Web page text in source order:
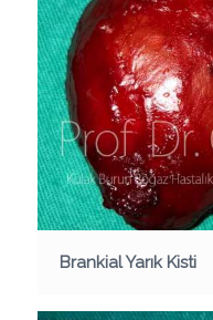
Brankial Yarık Kisti